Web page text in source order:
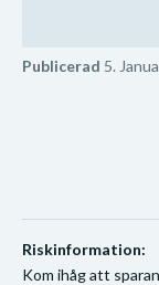
Publicerad 5.
Riskinformation:
Kom ihåg att